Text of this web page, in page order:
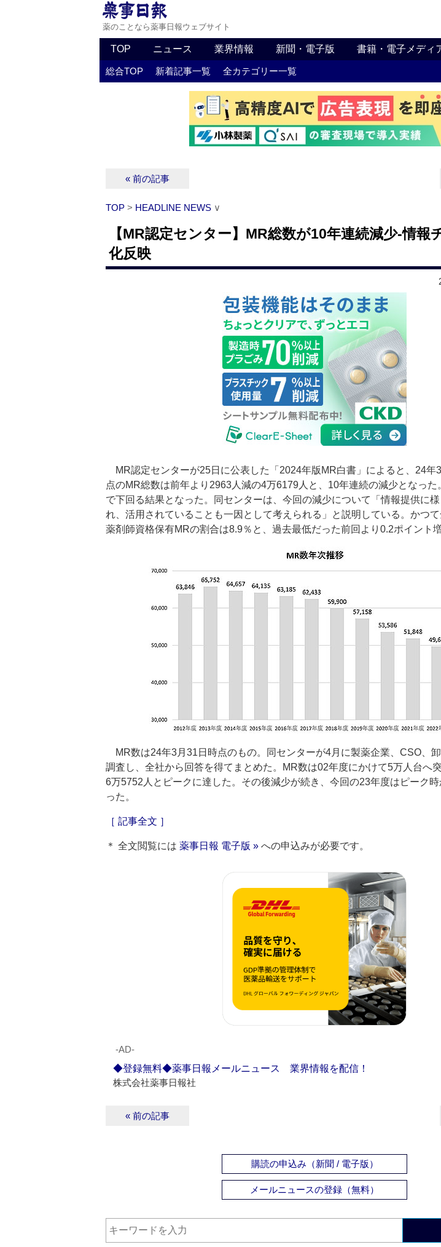
薬のことなら薬事日報ウェブサイト
TOP ニュース 業界情報 新聞・電子版 書籍・電子メディ
総合TOP 新着記事一覧 全カテゴリー一覧
« 前の記事
TOP > HEADLINE NEWS ∨
【MR認定センター】MR総数が10年連続減少‐情報
化反映
MR認定センターが25日に公表した「2024年版MR白書」によると、24年
点のMR総数は前年より2963人減の4万6179人と、10年連続の減少となった
で下回る結果となった。同センターは、今回の減少について「情報提供に
れ、活用されていることも一因として考えられる」と説明している。かつ
薬剤師資格保有MRの割合は8.9％と、過去最低だった前回より0.2ポイント増
MR数は24年3月31日時点のもの。同センターが4月に製薬企業、CSO、
調査し、全社から回答を得てまとめた。MR数は02年度にかけて5万人台へ
6万5752人とピークに達した。その後減少が続き、今回の23年度はピーク
った。
［ 記事全文 ］
＊ 全文閲覧には 薬事日報 電子版 » への申込みが必要です。
‐AD‐
◆登録無料◆薬事日報メールニュース 業界情報を配信！
株式会社薬事日報社
« 前の記事
購読の申込み（新聞 / 電子版）
メールニュースの登録（無料）